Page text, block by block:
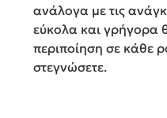
ανάλογα με τις
εύκολα και γρήγορα
περιποίηση σε κάθε
στεγνώσετε.